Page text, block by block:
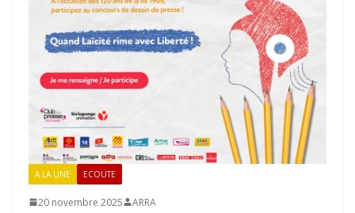
A LA UNE ECOUTE
20 novembre 2025 ARRA